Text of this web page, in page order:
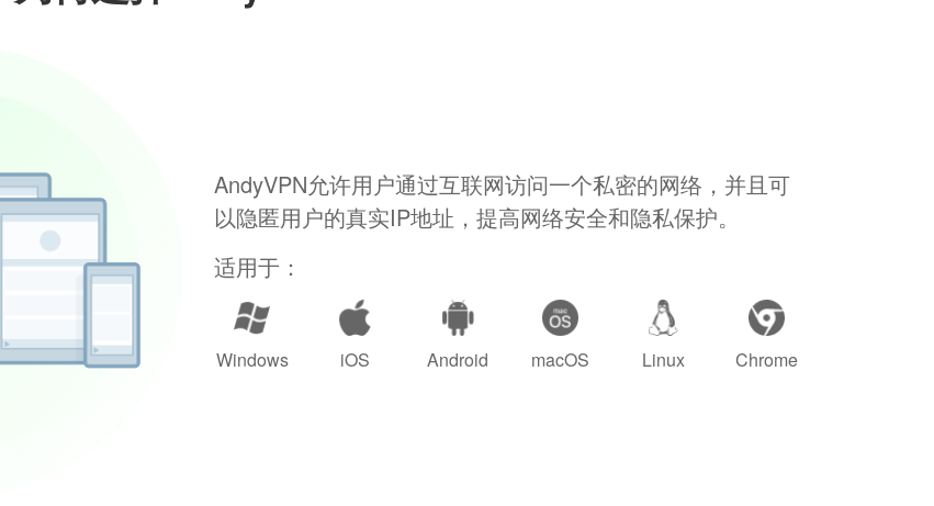
AndyVPN允许用户通过互联网访问一个私密的网络，并且可
以隐匿用户的真实IP地址，提高网络安全和隐私保护。
适用于：
Windows iOS Android macOS Linux Chrome